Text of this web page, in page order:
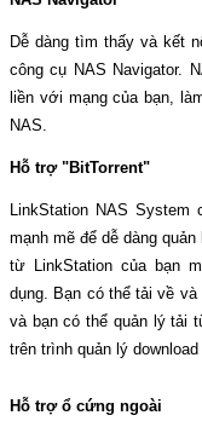
Dễ dàng tìm thấy và kết
công cụ NAS Navigator.
liền với mạng của bạn,
NAS.
Hỗ trợ "BitTorrent"
LinkStation NAS
mạnh mẽ để dễ dàng
từ LinkStation của bạn
dụng. Bạn có thể tải về
và bạn có thể quản lý tải
trên trình quản lý download
Hỗ trợ ổ cứng ngoài